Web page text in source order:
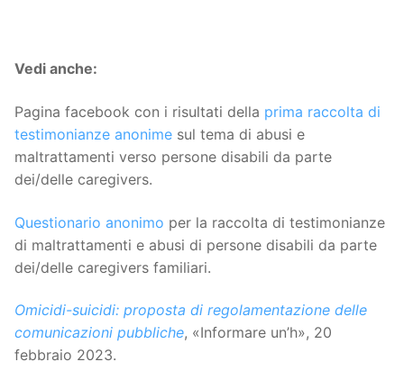
Vedi anche:
Pagina facebook con i risultati della prima raccolta di
testimonianze anonime sul tema di abusi e
maltrattamenti verso persone disabili da parte
dei/delle caregivers.
Questionario anonimo per la raccolta di testimonianze
di maltrattamenti e abusi di persone disabili da parte
dei/delle caregivers familiari.
Omicidi-suicidi: proposta di regolamentazione delle
comunicazioni pubbliche, «Informare un’h», 20
febbraio 2023.